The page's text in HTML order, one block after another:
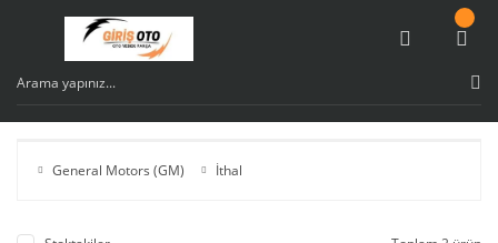
General Motors (GM) İthal